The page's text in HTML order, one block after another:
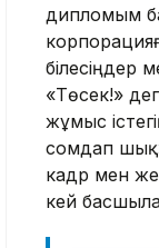
дипломым
білесіңдер
«Төсек!»
жұмыс
сомдап
кадр мен
кей